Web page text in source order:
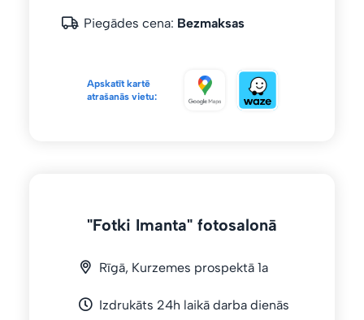
Piegādes cena: Bezmaksas
Apskatīt kartē
atrašanās vietu:
"Fotki Imanta" fotosalonā
Rīgā, Kurzemes prospektā 1a
Izdrukāts 24h laikā darba dienās